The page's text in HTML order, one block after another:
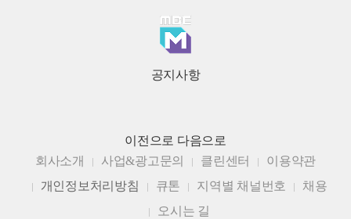
공지사항
이전으로 다음으로
회사소개
사업&광고문의 클린센터
이용약관
개인정보처리방침
큐톤 지역별 채널번호
채용
오시는 길